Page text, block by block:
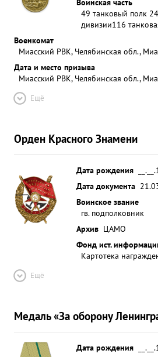
49 танковый полк
дивизии116
Военкомат
Миасский РВК, Челябинская обл.,
Дата и место призыва
Миасский РВК, Челябинская обл.,
Ещё
Орден Красного Знамени
Дата рождения
Дата документа
Воинское звание
гв. подполковник
Архив ЦАМО
Фонд ист.
Картотека
Ещё
Медаль «За оборону
Дата рождения